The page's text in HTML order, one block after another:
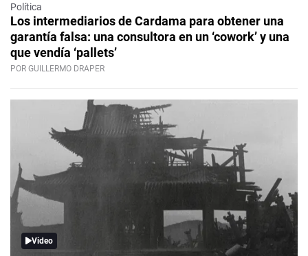
Política
Los intermediarios de Cardama para obtener una
garantía falsa: una consultora en un ‘cowork’ y una
que vendía ‘pallets’
POR GUILLERMO DRAPER
Video